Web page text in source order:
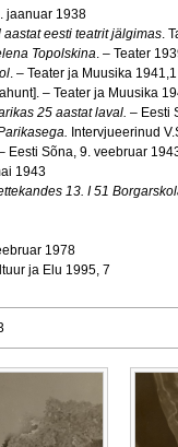
jaanuar 1938
eesti teatrit jälgimas.
Topolskina. – Teater
. – Teater ja Muusika 1941,1
– Teater ja Muusika
25 aastat laval. – Eesti
Intervjueerinud
Eesti Sõna, 9. veebruar
1943
13. I 51
1978
ja Elu 1995, 7